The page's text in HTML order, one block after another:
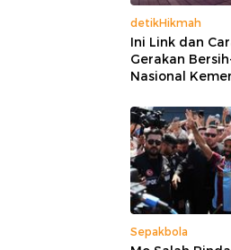
detikHikmah
Ini Link dan
Gerakan
Nasional
Sepakbola